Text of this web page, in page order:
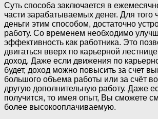
Суть способа заключается в
части зарабатываемых денег. Для того
деньги этим способом, достаточно
работу. Со временем необходимо
эффективность как работника. Это
двигаться вверх по карьерной
доход. Даже если движения по
будет, доход можно повысить за счет
большого объема работы или за счёт
другую дополнительную работу. Даже
получится, то имея опыт, Вы сможете
более высокооплачиваемую.